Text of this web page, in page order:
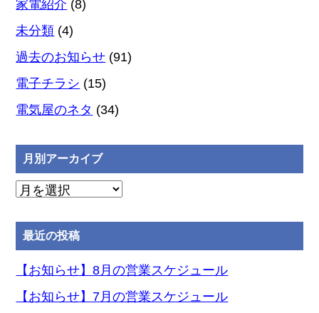
家電紹介 (8)
未分類 (4)
過去のお知らせ (91)
電子チラシ (15)
電気屋のネタ (34)
月別アーカイブ
月
ア
ー
カ
ブ
最近の投稿
【お知らせ】8月の営業スケジュール
【お知らせ】7月の営業スケジュール